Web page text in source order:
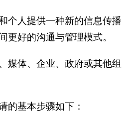
个人提供一种新的信息传播
更好的沟通与管理模式。
媒体、企业、政府或其他组
的基本步骤如下：